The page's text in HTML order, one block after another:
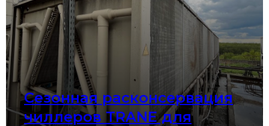
Сезонная расконсервация
чиллеров TRANE для